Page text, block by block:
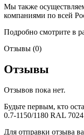
Мы также
компаниями по всей
Подробно смотрите в
Отзывы (0)
Отзывы
Отзывов пока нет.
Будьте первым, кто
0.7-1150/1180 RAL
Для отправки отзыва